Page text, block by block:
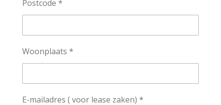
Postcode *
Woonplaats *
E-mailadres ( voor lease zaken) *